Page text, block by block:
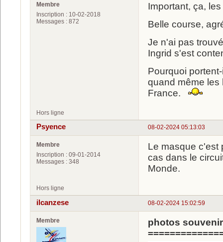
Membre
Inscription : 10-02-2018
Messages : 872
Important, ça,
Belle course,
Je n'ai pas
Ingrid s'est
Pourquoi
quand même les
France.
Hors ligne
08-02-2024 05:13:03
Psyence
Membre
Inscription : 09-01-2014
Messages : 348
Le masque c'est
cas dans le
Monde.
Hors ligne
08-02-2024 15:02:59
ilcanzese
Membre
photos